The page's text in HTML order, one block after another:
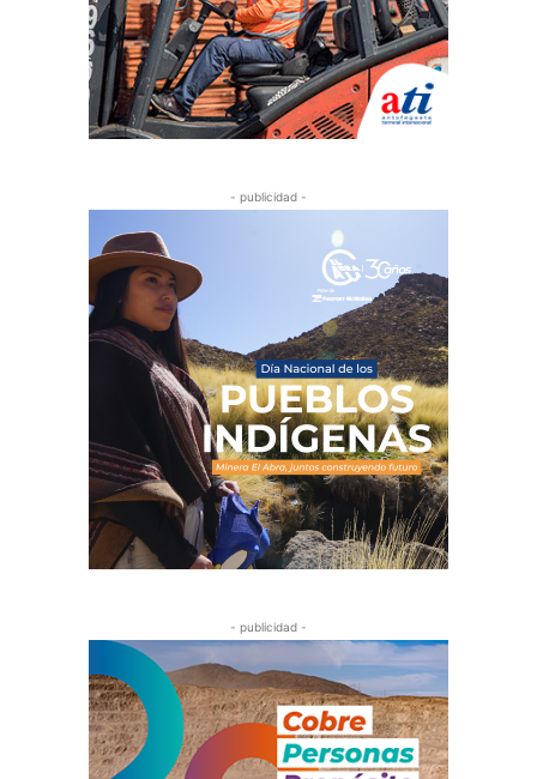
- publicidad -
- publicidad -